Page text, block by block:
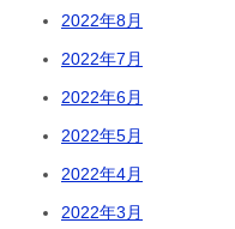
2022年8月
2022年7月
2022年6月
2022年5月
2022年4月
2022年3月